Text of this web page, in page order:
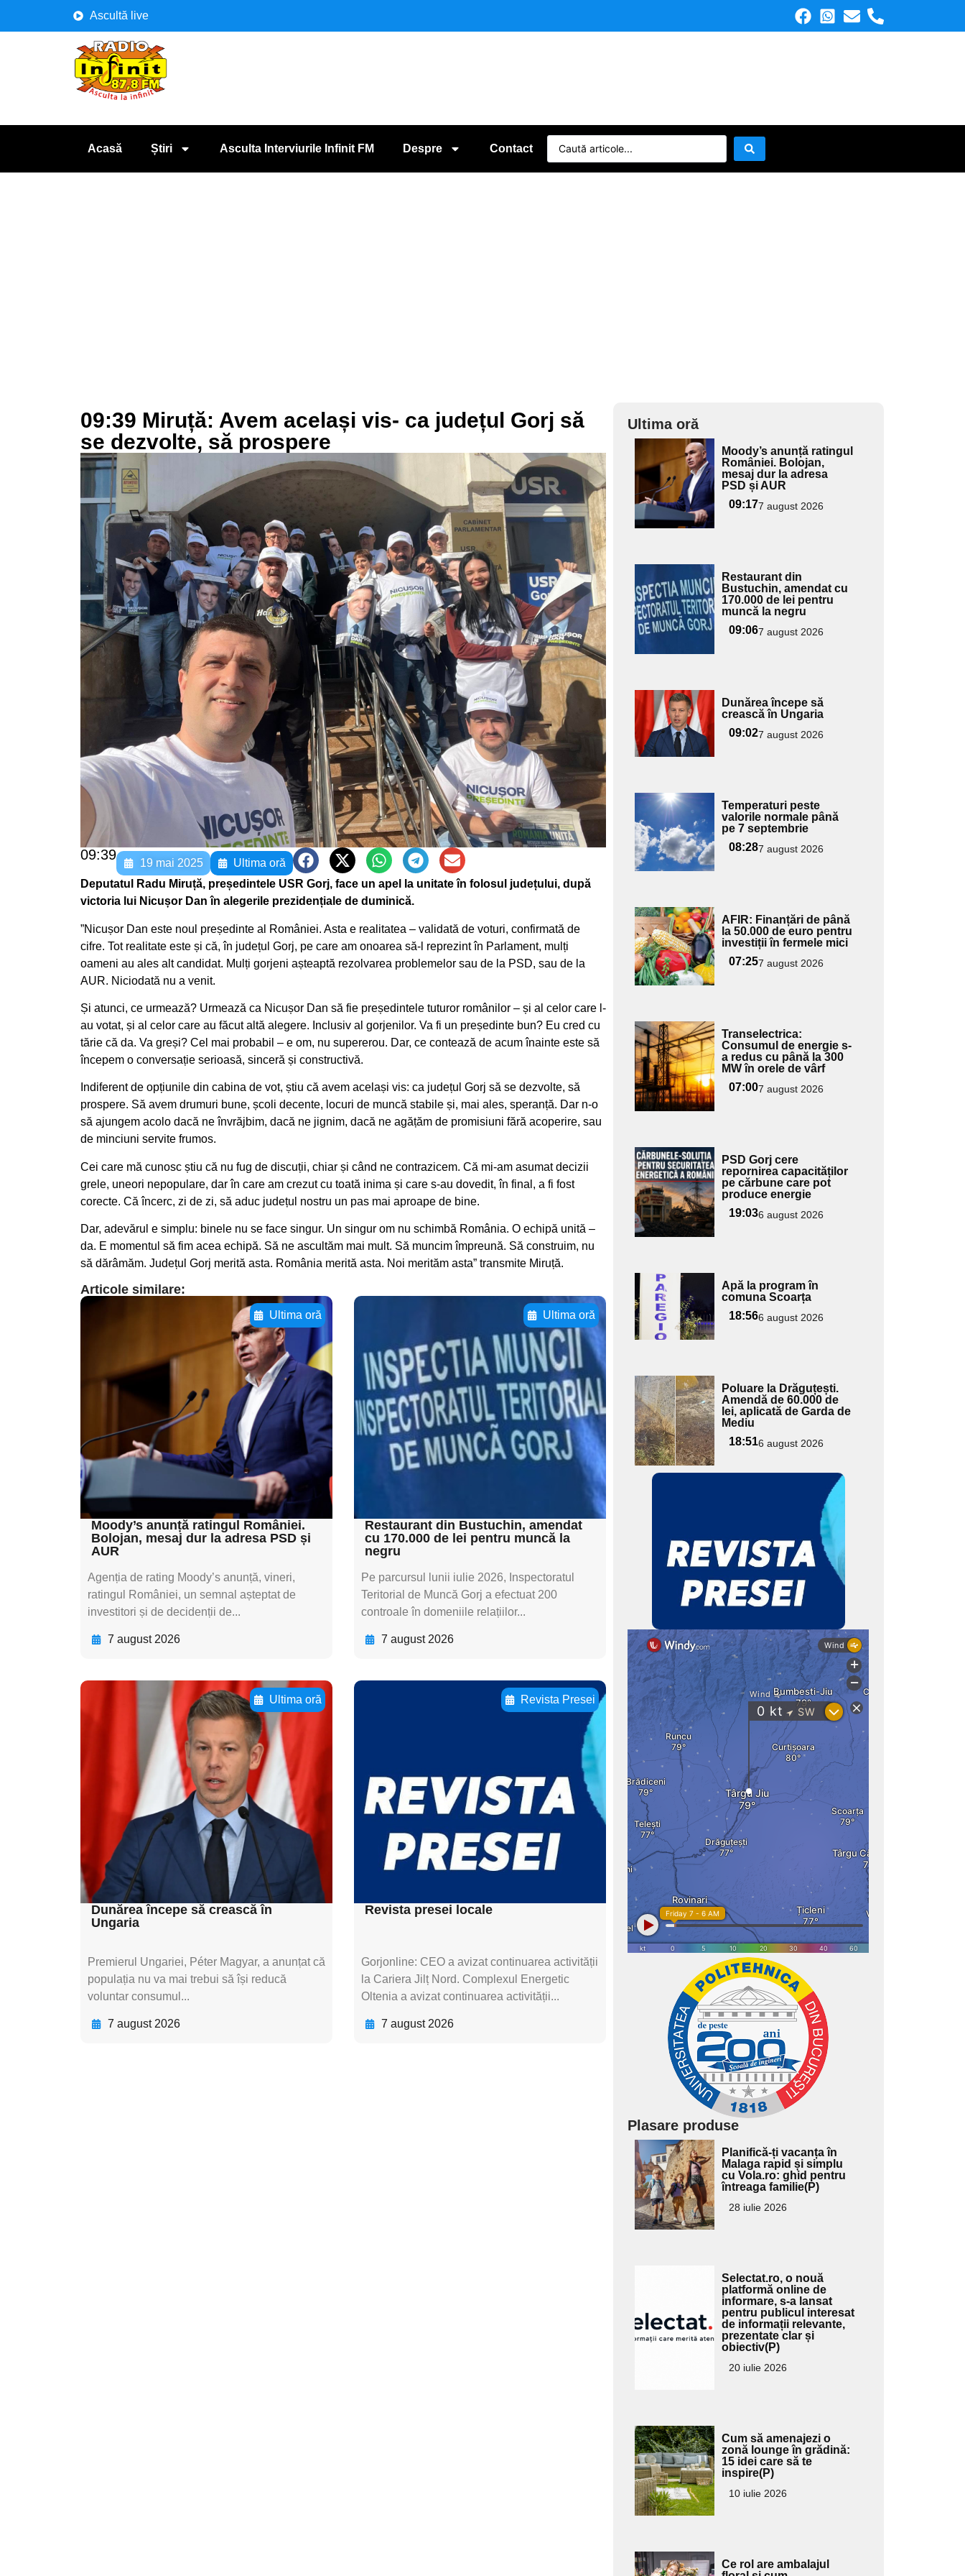
Ascultă live
Acasă Știri Asculta Interviurile Infinit FM Despre Contact
09:39 Miruță: Avem același vis- ca județul Gorj să
se dezvolte, să prospere
09:39
19 mai 2025
Ultima oră
Deputatul Radu Miruță, președintele USR Gorj, face un apel la unitate în folosul județului, după
victoria lui Nicușor Dan în alegerile prezidențiale de duminică.
”Nicușor Dan este noul președinte al României. Asta e realitatea – validată de voturi, confirmată de
cifre. Tot realitate este și că, în județul Gorj, pe care am onoarea să-l reprezint în Parlament, mulți
oameni au ales alt candidat. Mulți gorjeni așteaptă rezolvarea problemelor sau de la PSD, sau de la
AUR. Niciodată nu a venit.
Și atunci, ce urmează? Urmează ca Nicușor Dan să fie președintele tuturor românilor – și al celor care l-
au votat, și al celor care au făcut altă alegere. Inclusiv al gorjenilor. Va fi un președinte bun? Eu cred cu
tărie că da. Va greși? Cel mai probabil – e om, nu supererou. Dar, ce contează de acum înainte este să
începem o conversație serioasă, sinceră și constructivă.
Indiferent de opțiunile din cabina de vot, știu că avem același vis: ca județul Gorj să se dezvolte, să
prospere. Să avem drumuri bune, școli decente, locuri de muncă stabile și, mai ales, speranță. Dar n-o
să ajungem acolo dacă ne învrăjbim, dacă ne jignim, dacă ne agățăm de promisiuni fără acoperire, sau
de minciuni servite frumos.
Cei care mă cunosc știu că nu fug de discuții, chiar și când ne contrazicem. Că mi-am asumat decizii
grele, uneori nepopulare, dar în care am crezut cu toată inima și care s-au dovedit, în final, a fi fost
corecte. Că încerc, zi de zi, să aduc județul nostru un pas mai aproape de bine.
Dar, adevărul e simplu: binele nu se face singur. Un singur om nu schimbă România. O echipă unită –
da. E momentul să fim acea echipă. Să ne ascultăm mai mult. Să muncim împreună. Să construim, nu
să dărâmăm. Județul Gorj merită asta. România merită asta. Noi merităm asta” transmite Miruță.
Articole similare:
Ultima oră
Adaugă aici textul
pentru
subtitluAdaugă aici
textul pentru
subtitluAdaugă aici
textul pentru
subtitluAdaugă aici
textul pentru subti
Moody’s anunță ratingul României.
Bolojan, mesaj dur la adresa PSD și
AUR
Agenția de rating Moody’s anunță, vineri,
ratingul României, un semnal așteptat de
investitori și de decidenții de...
7 august 2026
Ultima oră
Adaugă aici textul
pentru
subtitluAdaugă aici
textul pentru
subtitluAdaugă aici
textul pentru
subtitluAdaugă aici
Restaurant din Bustuchin, amendat
cu 170.000 de lei pentru muncă la
negru
Pe parcursul lunii iulie 2026, Inspectoratul
Teritorial de Muncă Gorj a efectuat 200
controale în domeniile relațiilor...
7 august 2026
Ultima oră
Adaugă aici textul
pentru
subtitluAdaugă aici
textul pentru
subtitluAdaugă aici
textul pentru
subtitluAdaugă aici
textul pentru subti
Dunărea începe să crească în
Ungaria
Premierul Ungariei, Péter Magyar, a anunțat că
populația nu va mai trebui să își reducă
voluntar consumul...
7 august 2026
Revista Presei
subtitluAdaugă aici
textul pentru
subtitluAdaugă aici
textul pentru
subtitluAdaugă aici
Revista presei locale
Gorjonline: CEO a avizat continuarea activității
la Cariera Jilț Nord. Complexul Energetic
Oltenia a avizat continuarea activității...
7 august 2026
Ultima oră
Adaugă
aici textul
pentru
subtitlu
Moody’s anunță ratingul
României. Bolojan,
mesaj dur la adresa
PSD și AUR
09:177 august 2026
aici textul
pentru
subtitlu
Restaurant din
Bustuchin, amendat cu
170.000 de lei pentru
muncă la negru
09:067 august 2026
Adaugă
aici textul
pentru
subtitlu
Dunărea începe să
crească în Ungaria
09:027 august 2026
Adaugă
aici textul
pentru
subtitlu
Temperaturi peste
valorile normale până
pe 7 septembrie
08:287 august 2026
Adaugă
aici textul
pentru
subtitlu
AFIR: Finanțări de până
la 50.000 de euro pentru
investiții în fermele mici
07:257 august 2026
Adaugă
aici textul
pentru
subtitlu
Transelectrica:
Consumul de energie s-
a redus cu până la 300
MW în orele de vârf
07:007 august 2026
Adaugă
aici textul
pentru
subtitlu
PSD Gorj cere
repornirea capacităților
pe cărbune care pot
produce energie
19:036 august 2026
Adaugă
aici textul
pentru
subtitlu
Apă la program în
comuna Scoarța
18:566 august 2026
Adaugă
aici textul
pentru
subtitlu
Poluare la Drăguțești.
Amendă de 60.000 de
lei, aplicată de Garda de
Mediu
18:516 august 2026
Plasare produse
Adaugă
aici textul
pentru
subtitlu
Planifică-ți vacanța în
Malaga rapid și simplu
cu Vola.ro: ghid pentru
întreaga familie(P)
28 iulie 2026
subtitlu
Selectat.ro, o nouă
platformă online de
informare, s-a lansat
pentru publicul interesat
de informații relevante,
prezentate clar și
obiectiv(P)
20 iulie 2026
Adaugă
aici textul
pentru
subtitlu
Cum să amenajezi o
zonă lounge în grădină:
15 idei care să te
inspire(P)
10 iulie 2026
Adaugă
Ce rol are ambalajul